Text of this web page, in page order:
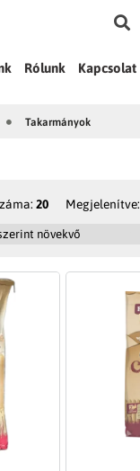
Rólunk Kapcsolat
Takarmányok
20 Megjelenítve: